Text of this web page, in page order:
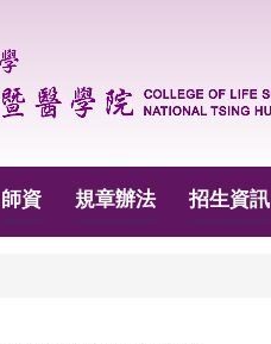
師資 規章辦法 招生資訊